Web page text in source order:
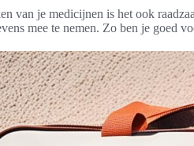
van je medicijnen is het ook
mee te nemen. Zo ben je goed